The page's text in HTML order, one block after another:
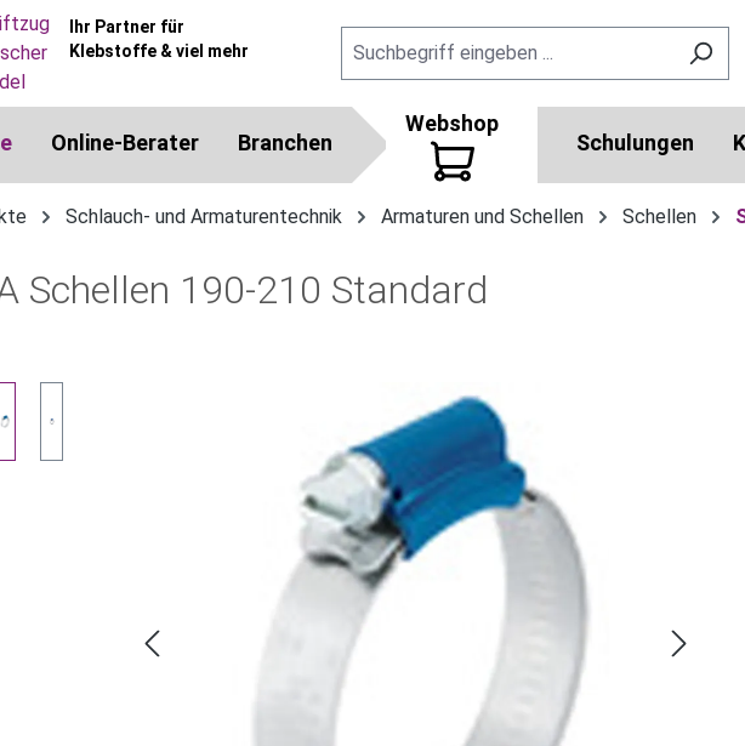
Ihr Partner für
Klebstoffe & viel mehr
Online-Berater Branchen
Webshop
Schulungen
Schlauch- und Armaturentechnik Armaturen und Schellen Schellen
Schellen 190-210 Standard